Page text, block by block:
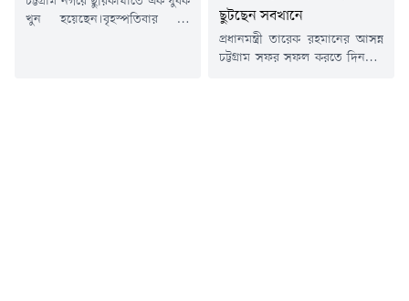
খুন হয়েছেন।বৃহস্পতিবার (৬
ছুটছেন সবখানে
প্রধানমন্ত্রী তারেক রহমানের আসন্ন
চট্টগ্রাম সফর সফল করতে দিনরাত